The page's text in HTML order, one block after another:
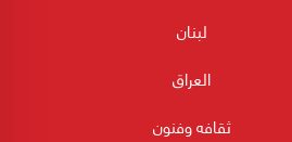
لبنان
العراق
ثقافه وفنون